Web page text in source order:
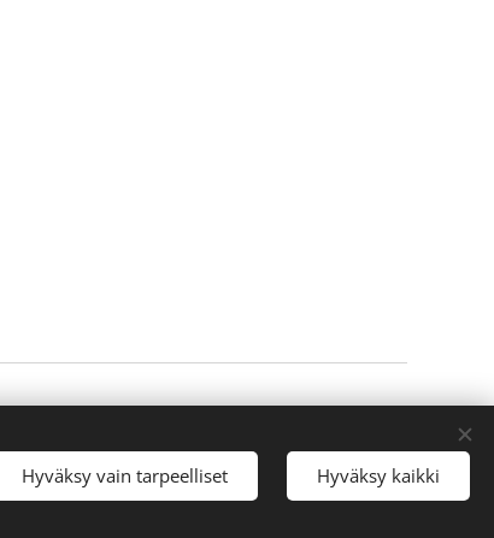
Kielet Suomi English
Hyväksy vain tarpeelliset Hyväksy kaikki